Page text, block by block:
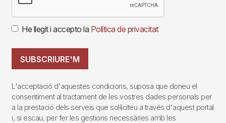
He llegit i accepto la Política de privacitat
SUBSCRIURE'M
L'acceptació d'aquestes condicions, suposa que doneu el
consentiment al tractament de les vostres dades personals per
a la prestació dels serveis que sol·liciteu a través d'aquest portal
i, si escau, per fer les gestions necessàries amb les